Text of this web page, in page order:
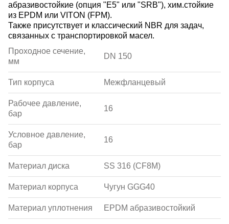
абразивостойкие (опция "E5" или "SRB"), хим.стойкие
из EPDM или VITON (FPM).
Также присутствует и классический NBR для задач,
связанных с транспортировкой масел.
Проходное сечение,
мм
DN 150
Тип корпуса Межфланцевый
Рабочее давление,
бар
16
Условное давление,
бар
16
Материал диска SS 316 (CF8M)
Материал корпуса Чугун GGG40
Материал уплотнения EPDM абразивостойкий